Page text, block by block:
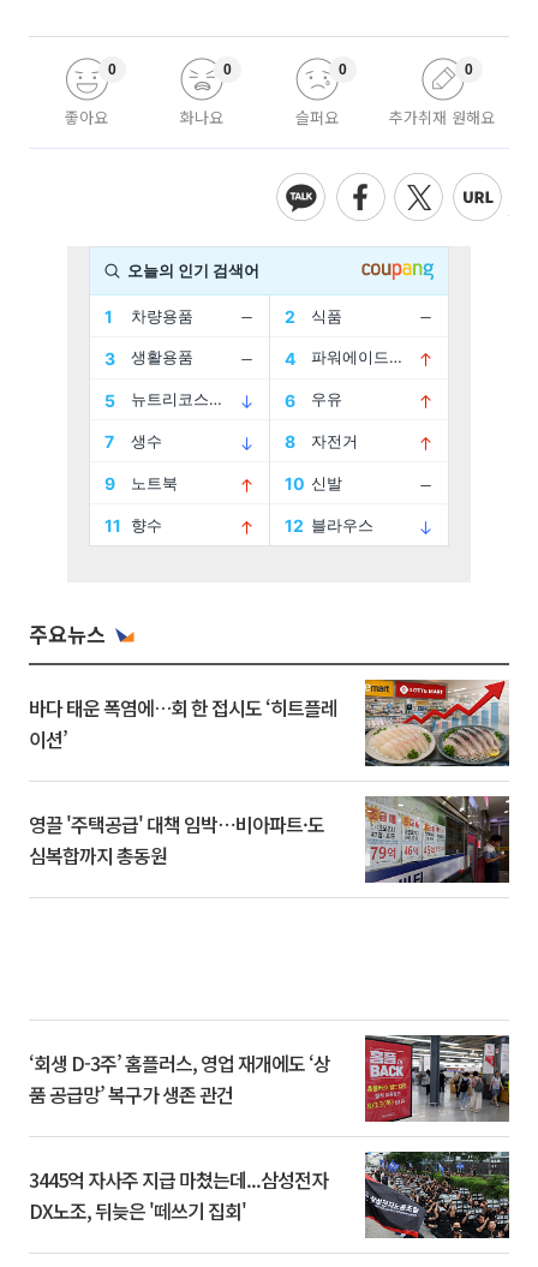
좋아요
0
화나요
0
슬퍼요
0
추가취재 원해요
0
주요뉴스
바다 태운 폭염에…회 한 접시도 ‘히트플레
이션’
영끌 '주택공급' 대책 임박⋯비아파트·도
심복합까지 총동원
‘회생 D-3주’ 홈플러스, 영업 재개에도 ‘상
품 공급망’ 복구가 생존 관건
3445억 자사주 지급 마쳤는데...삼성전자
DX노조, 뒤늦은 '떼쓰기 집회'